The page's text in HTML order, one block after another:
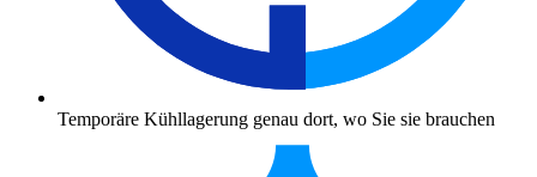
Temporäre Kühllagerung genau dort, wo Sie sie brauchen